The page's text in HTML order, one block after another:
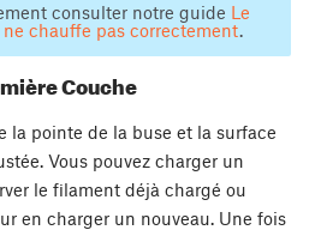
consulter notre guide Le
chauffe pas correctement.
Couche
la pointe de la buse et la surface
Vous pouvez charger un
le filament déjà chargé ou
en charger un nouveau. Une fois